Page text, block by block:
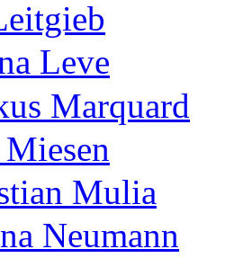
Leve
Marquard
Mulia
Neumann